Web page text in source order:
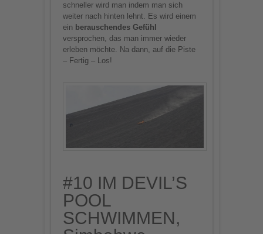
schneller wird man indem man sich
weiter nach hinten lehnt. Es wird einem
ein berauschendes Gefühl
versprochen, das man immer wieder
erleben möchte. Na dann, auf die Piste
– Fertig – Los!
#10 IM DEVIL’S
POOL
SCHWIMMEN,